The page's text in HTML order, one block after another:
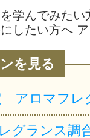
学んでみた
したい方へ
を見る